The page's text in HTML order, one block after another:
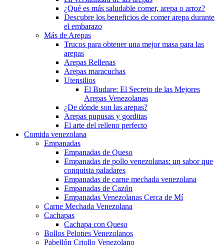
¿Qué es más saludable comer, arepa o arroz?
Descubre los beneficios de comer arepa durante
el embarazo
Más de Arepas
Trucos para obtener una mejor masa para las
arepas
Arepas Rellenas
Arepas maracuchas
Utensilios
El Budare: El Secreto de las Mejores
Arepas Venezolanas
¿De dónde son las arepas?
Arepas pupusas y gorditas
El arte del relleno perfecto
Comida venezolana
Empanadas
Empanadas de Queso
Empanadas de pollo venezolanas: un sabor que
conquista paladares
Empanadas de carne mechada venezolana
Empanadas de Cazón
Empanadas Venezolanas Cerca de Mí
Carne Mechada Venezolana
Cachapas
Cachapa con Queso
Bollos Pelones Venezolanos
Pabellón Criollo Venezolano